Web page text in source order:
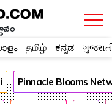
தமிழ் ಕನ್ನಡ
Pinnacle Blooms